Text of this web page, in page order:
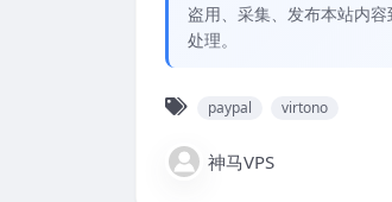
盗用、采集、发布本站内
处理。
paypal virtono
神马VPS